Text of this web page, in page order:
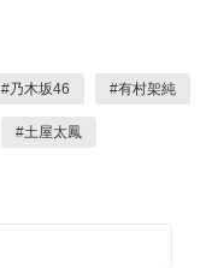
#乃木坂46 #有村架純
#土屋太鳳